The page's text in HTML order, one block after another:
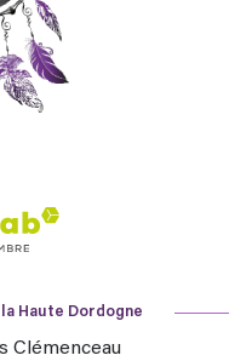
Haute Dordogne
Clémenceau